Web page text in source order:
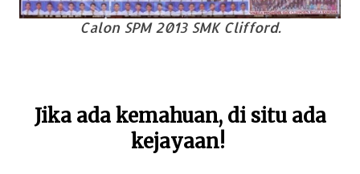
Calon SPM 2013 SMK Clifford.
Jika ada kemahuan, di situ ada
kejayaan!